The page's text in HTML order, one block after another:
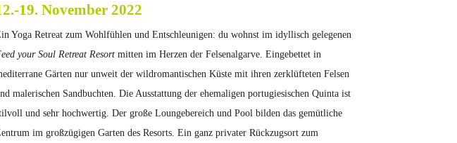
19. November 2022
Yoga Retreat zum Wohlfühlen und Entschleunigen: du wohnst im idyllisch gelegenen
your Soul Retreat Resort mitten im Herzen der Felsenalgarve. Eingebettet in
Gärten nur unweit der wildromantischen Küste mit ihren zerklüfteten Felsen
malerischen Sandbuchten. Die Ausstattung der ehemaligen portugiesischen Quinta ist
und sehr hochwertig. Der große Loungebereich und Pool bilden das gemütliche
im großzügigen Garten des Resorts. Ein ganz privater Rückzugsort zum